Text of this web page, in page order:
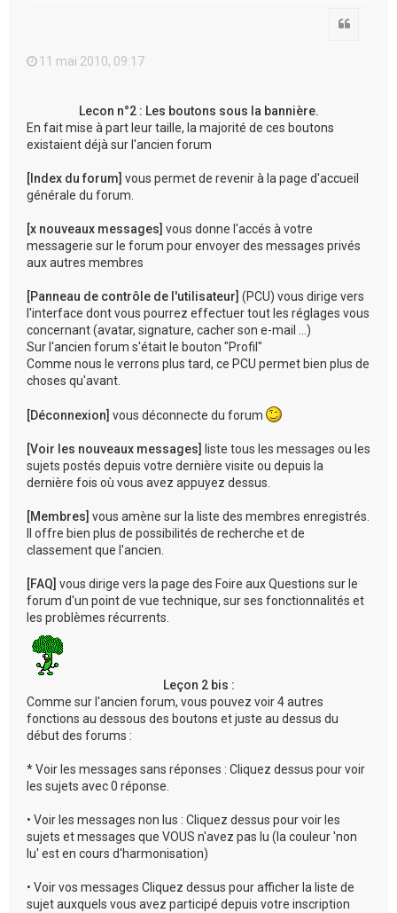
11 mai 2010, 09:17
Lecon n°2 : Les boutons sous la bannière.
En fait mise à part leur taille, la majorité de ces boutons
existaient déjà sur l'ancien forum
[Index du forum] vous permet de revenir à la page d'accueil
générale du forum.
[x nouveaux messages] vous donne l'accés à votre
messagerie sur le forum pour envoyer des messages privés
aux autres membres
[Panneau de contrôle de l'utilisateur] (PCU) vous dirige vers
l'interface dont vous pourrez effectuer tout les réglages vous
concernant (avatar, signature, cacher son e-mail ...)
Sur l'ancien forum s'était le bouton "Profil"
Comme nous le verrons plus tard, ce PCU permet bien plus de
choses qu'avant.
[Déconnexion] vous déconnecte du forum
[Voir les nouveaux messages] liste tous les messages ou les
sujets postés depuis votre dernière visite ou depuis la
dernière fois où vous avez appuyez dessus.
[Membres] vous amène sur la liste des membres enregistrés.
Il offre bien plus de possibilités de recherche et de
classement que l'ancien.
[FAQ] vous dirige vers la page des Foire aux Questions sur le
forum d'un point de vue technique, sur ses fonctionnalités et
les problèmes récurrents.
Leçon 2 bis :
Comme sur l'ancien forum, vous pouvez voir 4 autres
fonctions au dessous des boutons et juste au dessus du
début des forums :
* Voir les messages sans réponses : Cliquez dessus pour voir
les sujets avec 0 réponse.
• Voir les messages non lus : Cliquez dessus pour voir les
sujets et messages que VOUS n'avez pas lu (la couleur 'non
lu' est en cours d'harmonisation)
• Voir vos messages Cliquez dessus pour afficher la liste de
sujet auxquels vous avez participé depuis votre inscription